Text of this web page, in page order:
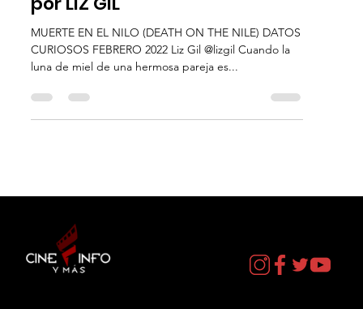
MUERTE EN EL NILO (DEATH ON
THE NILE) - DATOS CURIOSOS
por LIZ GIL
MUERTE EN EL NILO (DEATH ON THE NILE) DATOS
luna de miel de una hermosa pareja es...